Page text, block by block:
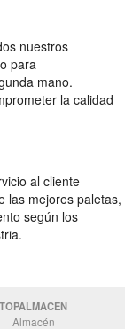
nuestros
para
mano.
la calidad
al cliente
las mejores paletas,
según los
TOPALMACEN
Almacén